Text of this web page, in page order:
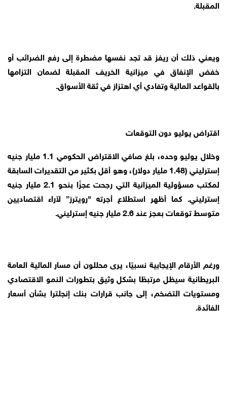
المقبلة.
ويعني ذلك أن ريفز قد تجد نفسها مضطرة إلى رفع الضرائب أو
خفض الإنفاق في ميزانية الخريف المقبلة لضمان التزامها
بالقواعد المالية وتفادي أي اهتزاز في ثقة الأسواق.
اقتراض يوليو دون التوقعات
وخلال يوليو وحده، بلغ صافي الاقتراض الحكومي 1.1 مليار جنيه
إسترليني (1.48 مليار دولار)، وهو أقل بكثير من التقديرات السابقة
لمكتب مسؤولية الميزانية التي رجحت عجزًا بنحو 2.1 مليار جنيه
إسترليني. كما أظهر استطلاع أجرته "رويترز” لآراء اقتصاديين
متوسط توقعات بعجز عند 2.6 مليار جنيه إسترليني.
ورغم الأرقام الإيجابية نسبيًا، يرى محللون أن مسار المالية العامة
البريطانية سيظل مرتبطًا بشكل وثيق بتطورات النمو الاقتصادي
ومستويات التضخم، إلى جانب قرارات بنك إنجلترا بشأن أسعار
الفائدة.